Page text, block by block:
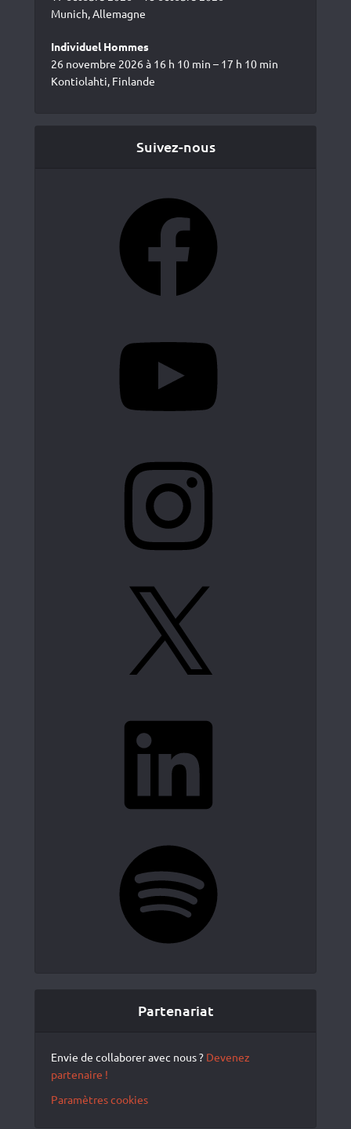
Munich, Allemagne
Individuel Hommes
26 novembre 2026 à 16 h 10 min – 17 h 10 min
Kontiolahti, Finlande
Suivez-nous
Partenariat
Envie de collaborer avec nous ? Devenez
partenaire !
Paramètres cookies